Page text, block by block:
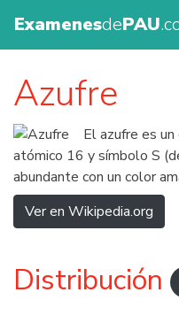
ExamenesdePAU
Azufre
El azufre es
atómico 16 y símbolo S
abundante con un color
Ver en Wikipedia.org
Distribución